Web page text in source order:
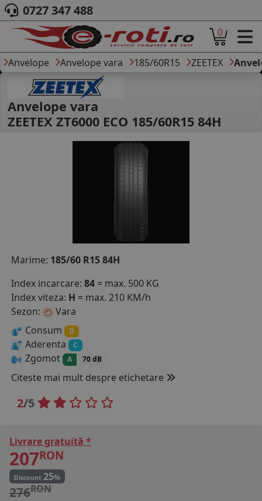
ACASA
DESPRE NOI
ANVELOPE
AUTO
CAMION
MOTO
CAUTARE DUPA
DIMENSIUNI
PRODUCATORI ANVELOPE
MARCA AUTO
B2B - COLABORARE COMPANII
CONT
CONTACT
COS ( 0 PRODUSE)
0727 347 488
0
Anvelope Anvelope vara 185/60R15 ZEETEX
Anvelope vara
ZEETEX ZT6000 ECO 185/60R15 84H
Marime: 185/60 R15 84H
Index incarcare: 84 = max. 500 KG
Index viteza: H = max. 210 KM/h
Sezon:
Vara
Consum
D
Aderenta C
Zgomot A 70 dB
Citeste mai mult despre etichetare
2/5
Livrare gratuită *
207RON
Discount 25%
276RON